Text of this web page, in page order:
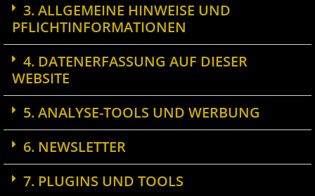
3. ALLGEMEINE HINWEISE UND
PFLICHTINFORMATIONEN
4. DATENERFASSUNG AUF DIESER
WEBSITE
5. ANALYSE-TOOLS UND WERBUNG
6. NEWSLETTER
7. PLUGINS UND TOOLS